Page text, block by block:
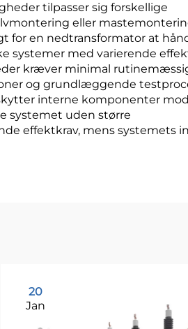
tilpasser sig forskellige
eller
for en nedtransformator at
systemer med varierende
kræver minimal
og grundlæggende
interne komponenter
systemet uden større
effektkrav, mens systemets
20
Jan